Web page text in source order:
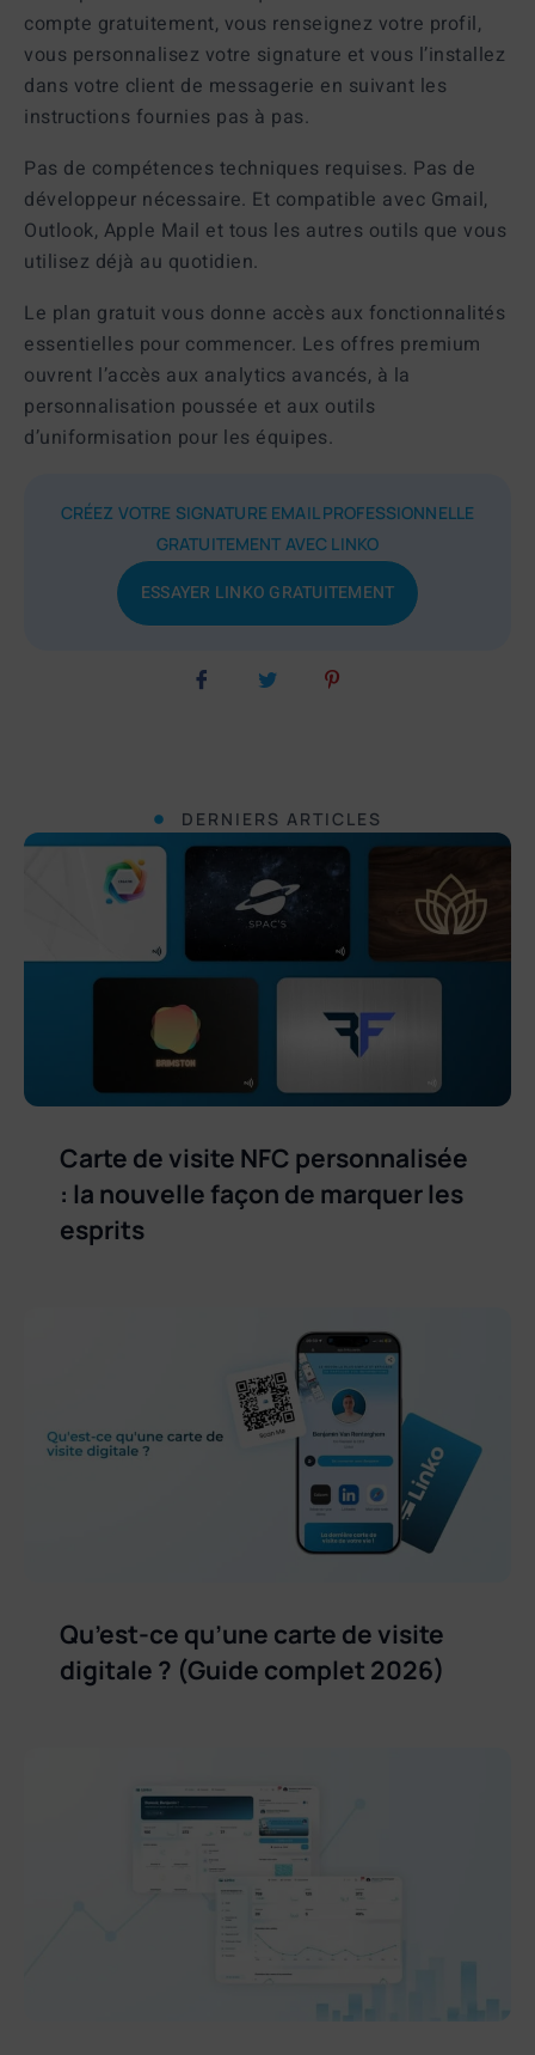
compte gratuitement, vous renseignez votre profil,
vous personnalisez votre signature et vous l’installez
dans votre client de messagerie en suivant les
instructions fournies pas à pas.
Pas de compétences techniques requises. Pas de
développeur nécessaire. Et compatible avec Gmail,
Outlook, Apple Mail et tous les autres outils que vous
utilisez déjà au quotidien.
Le plan gratuit vous donne accès aux fonctionnalités
essentielles pour commencer. Les offres premium
ouvrent l’accès aux analytics avancés, à la
personnalisation poussée et aux outils
d’uniformisation pour les équipes.
CRÉEZ VOTRE SIGNATURE EMAIL PROFESSIONNELLE
GRATUITEMENT AVEC LINKO
ESSAYER LINKO GRATUITEMENT
DERNIERS ARTICLES
Carte de visite NFC personnalisée
: la nouvelle façon de marquer les
esprits
Qu’est-ce qu’une carte de visite
digitale ? (Guide complet 2026)